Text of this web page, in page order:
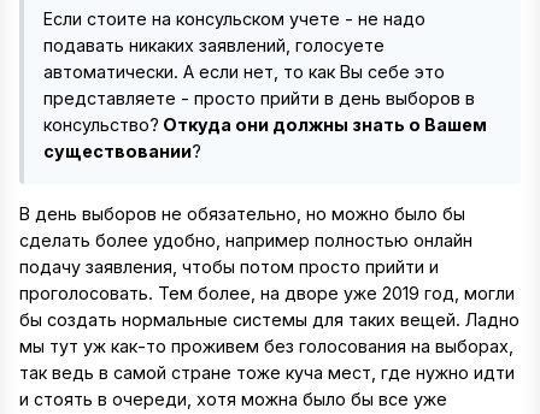
Если стоите на консульском учете - не надо
подавать никаких заявлений, голосуете
автоматически. А если нет, то как Вы себе это
представляете - просто прийти в день выборов в
консульство? Откуда они должны знать о Вашем
существовании?
В день выборов не обязательно, но можно было бы
сделать более удобно, например полностью онлайн
подачу заявления, чтобы потом просто прийти и
проголосовать. Тем более, на дворе уже 2019 год, могли
бы создать нормальные системы для таких вещей. Ладно
мы тут уж как-то проживем без голосования на выборах,
так ведь в самой стране тоже куча мест, где нужно идти
и стоять в очереди, хотя можна было бы все уже